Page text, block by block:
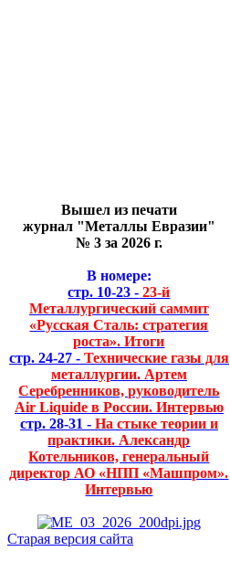
Вышел из печати
журнал "Металлы Евразии"
№ 3 за 2026 г.
В номере:
стр. 10-23 - 23-й
Металлургический саммит
«Русская Сталь: стратегия
роста». Итоги
стр. 24-27 - Технические газы для
металлургии. Артем
Серебренников, руководитель
Air Liquide в России. Интервью
стр. 28-31 - На стыке теории и
практики. Александр
Котельников, генеральный
директор АО «НПП «Машпром».
Интервью
Старая версия сайта